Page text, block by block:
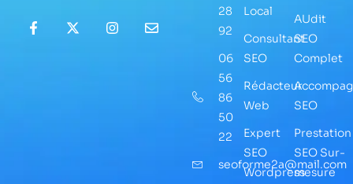
28
92
06
56
86
50
22
seoforme2a@mail.com
Local
Consultant
SEO
Rédacteur
Web
Expert
SEO
Wordpress
AUdit
SEO
Complet
SEO
Prestation
SEO Sur-
mesure